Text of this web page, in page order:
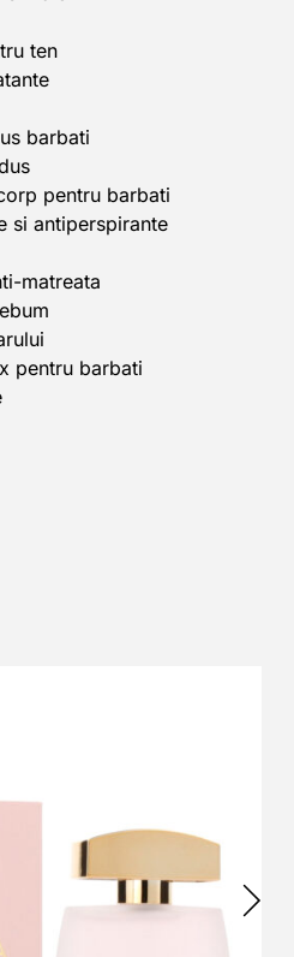
ten
barbati
pentru barbati
si antiperspirante
matreata
pentru barbati